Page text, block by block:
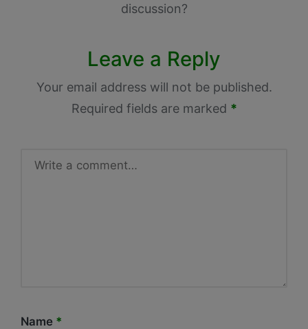
discussion?
Leave a Reply
Your email address will not be published.
Required fields are marked *
Name *